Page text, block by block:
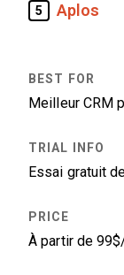
5 Aplos
Meilleur CRM
Essai gratuit
À partir de